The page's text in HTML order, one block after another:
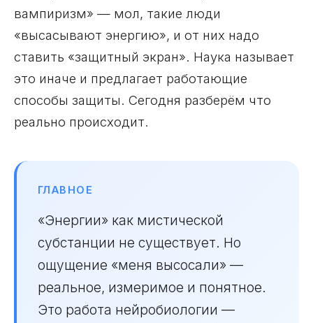
вампиризм» — мол, такие люди
«высасывают энергию», и от них надо
ставить «защитный экран». Наука называет
это иначе и предлагает работающие
способы защиты. Сегодня разберём что
реально происходит.
ГЛАВНОЕ
«Энергии» как мистической
субстанции не существует. Но
ощущение «меня высосали» —
реальное, измеримое и понятное.
Это работа нейробиологии —